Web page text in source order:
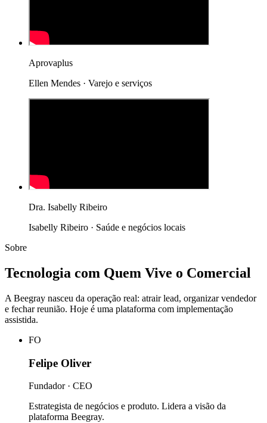
Aprovaplus
Ellen Mendes · Varejo e serviços
Dra. Isabelly Ribeiro
Isabelly Ribeiro · Saúde e negócios locais
Sobre
Tecnologia com Quem Vive o Comercial
A Beegray nasceu da operação real: atrair lead, organizar vendedor
e fechar reunião. Hoje é uma plataforma com implementação
assistida.
FO
Felipe Oliver
Fundador · CEO
Estrategista de negócios e produto. Lidera a visão da
plataforma Beegray.